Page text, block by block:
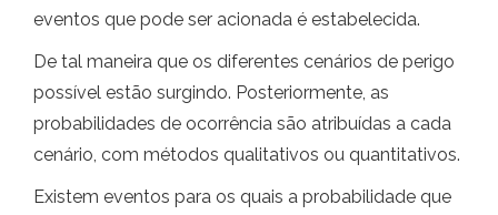
eventos que pode ser acionada é estabelecida.
De tal maneira que os diferentes cenários de perigo
possível estão surgindo. Posteriormente, as
probabilidades de ocorrência são atribuídas a cada
cenário, com métodos qualitativos ou quantitativos.
Existem eventos para os quais a probabilidade que